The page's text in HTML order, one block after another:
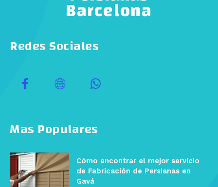
Mas Populares
Cómo encontrar el mejor servicio
de Fabricación de Persianas en
Gavá
Redes Sociales
Barcelona